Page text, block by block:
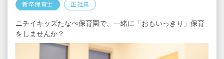
※3月分は、処遇改善加算一時金支給です
※評価期間中に基準に満たす勤務実績がない
※試用期間3カ月／同条件
新卒保育士 正社員
ニチイキッズたなべ保育園で、一緒に「おもいっきり」保育
をしませんか？